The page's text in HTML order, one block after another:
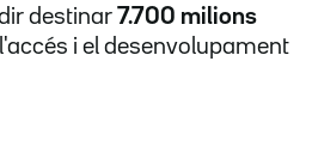
destinar 7.700 milions
i el desenvolupament